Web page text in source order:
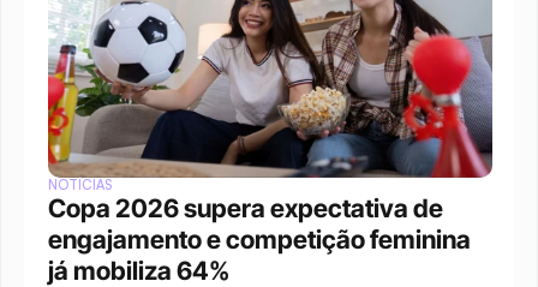
NOTÍCIAS
Copa 2026 supera expectativa de
engajamento e competição feminina
já mobiliza 64%